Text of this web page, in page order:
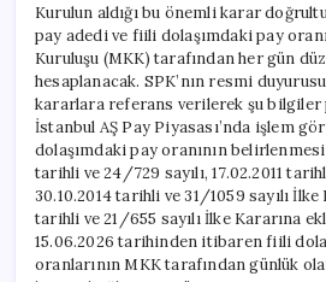
Kurulun aldığı bu önemli karar
pay adedi ve fiili dolaşımdaki pay
Kuruluşu (MKK) tarafından her gün
hesaplanacak. SPK’nın resmi
kararlara referans verilerek şu bilgiler
İstanbul AŞ Pay Piyasası’nda işlem
dolaşımdaki pay oranının belirlenmesi
tarihli ve 24/729 sayılı, 17.02.2011
30.10.2014 tarihli ve 31/1059 sayılı İlke
tarihli ve 21/655 sayılı İlke Kararına
15.06.2026 tarihinden itibaren fiili
oranlarının MKK tarafından günlük